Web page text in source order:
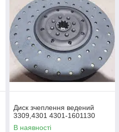
Диск зчеплення ведений
3309,4301 4301-1601130
В наявності